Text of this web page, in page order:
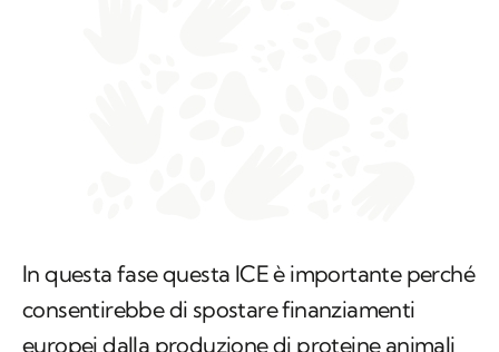
In questa fase questa ICE è importante perché
consentirebbe di spostare finanziamenti
europei dalla produzione di proteine animali